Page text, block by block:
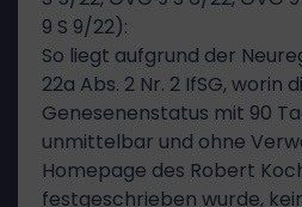
9 S 9/22):
So liegt aufgrund der
22a Abs. 2 Nr. 2 IfSG, worin
Genesenenstatus mit 90
unmittelbar und ohne
Homepage des Robert
festgeschrieben wurde,